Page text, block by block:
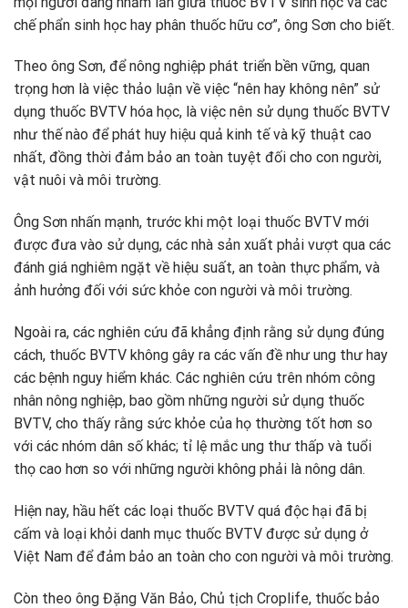
chế phẩn sinh học hay phân thuốc hữu cơ”, ông Sơn cho biết.
Theo ông Sơn, để nông nghiệp phát triển bền vững, quan
trọng hơn là việc thảo luận về việc “nên hay không nên” sử
dụng thuốc BVTV hóa học, là việc nên sử dụng thuốc BVTV
như thế nào để phát huy hiệu quả kinh tế và kỹ thuật cao
nhất, đồng thời đảm bảo an toàn tuyệt đối cho con người,
vật nuôi và môi trường.
Ông Sơn nhấn mạnh, trước khi một loại thuốc BVTV mới
được đưa vào sử dụng, các nhà sản xuất phải vượt qua các
đánh giá nghiêm ngặt về hiệu suất, an toàn thực phẩm, và
ảnh hưởng đối với sức khỏe con người và môi trường.
Ngoài ra, các nghiên cứu đã khẳng định rằng sử dụng đúng
cách, thuốc BVTV không gây ra các vấn đề như ung thư hay
các bệnh nguy hiểm khác. Các nghiên cứu trên nhóm công
nhân nông nghiệp, bao gồm những người sử dụng thuốc
BVTV, cho thấy rằng sức khỏe của họ thường tốt hơn so
với các nhóm dân số khác; tỉ lệ mắc ung thư thấp và tuổi
thọ cao hơn so với những người không phải là nông dân.
Hiện nay, hầu hết các loại thuốc BVTV quá độc hại đã bị
cấm và loại khỏi danh mục thuốc BVTV được sử dụng ở
Việt Nam để đảm bảo an toàn cho con người và môi trường.
Còn theo ông Đặng Văn Bảo, Chủ tịch Croplife, thuốc bảo